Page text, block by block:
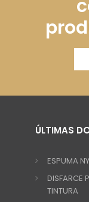
ÚLTIMAS
ESPUMA
DISFARCE
TINTURA